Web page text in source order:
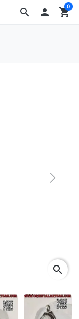
search  shopping_cart
0
Next
search